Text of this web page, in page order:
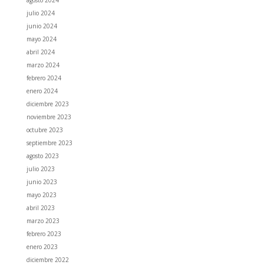
julio 2024
junio 2024
mayo 2024
abril 2024
marzo 2024
febrero 2024
enero 2024
diciembre 2023
noviembre 2023
octubre 2023
septiembre 2023
agosto 2023
julio 2023
junio 2023
mayo 2023
abril 2023
marzo 2023
febrero 2023
enero 2023
diciembre 2022